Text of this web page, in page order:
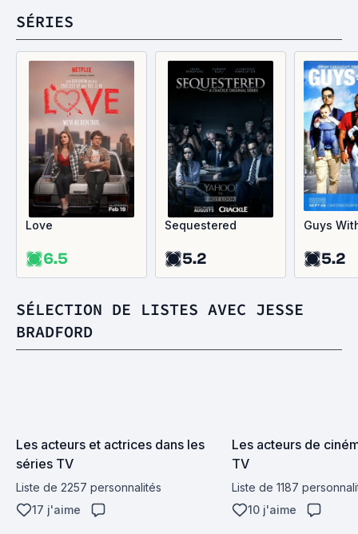
SÉRIES
Love
6.5
Sequestered
5.2
Guys
5.2
SÉLECTION DE LISTES AVEC JESSE
BRADFORD
Les acteurs et actrices dans les
séries TV
Liste de 2257 personnalités
17 j'aime
Les acteurs de
TV
Liste de 1187
10 j'aime